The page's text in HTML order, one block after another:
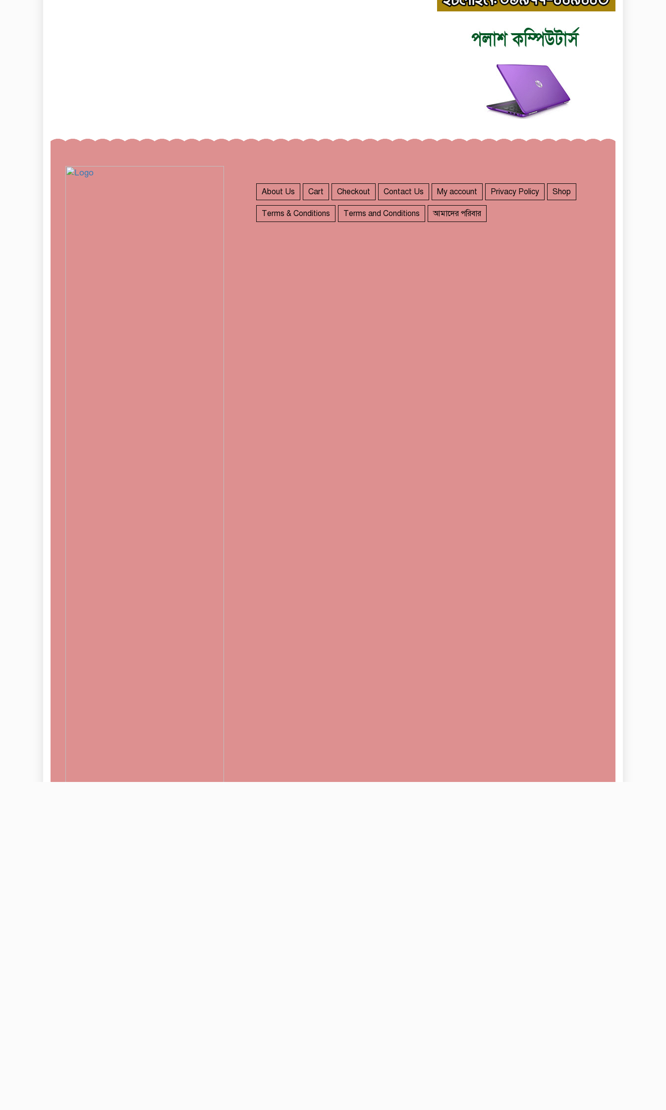
About Us Cart Checkout Contact Us My account Privacy Policy Shop
Terms & Conditions Terms and Conditions আমাদের পরিবার